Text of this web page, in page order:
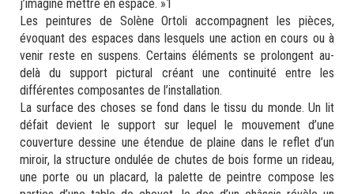
j’imagine mettre en espace. »1
Les peintures de Solène Ortoli accompagnent les pièces,
évoquant des espaces dans lesquels une action en cours ou à
venir reste en suspens. Certains éléments se prolongent au-
delà du support pictural créant une continuité entre les
différentes composantes de l’installation.
La surface des choses se fond dans le tissu du monde. Un lit
défait devient le support sur lequel le mouvement d’une
couverture dessine une étendue de plaine dans le reflet d’un
miroir, la structure ondulée de chutes de bois forme un rideau,
une porte ou un placard, la palette de peintre compose les